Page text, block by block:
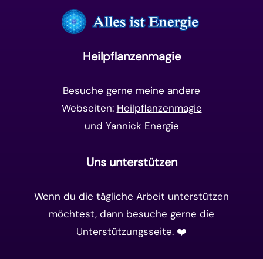
Unterbewusstsein
Heilpflanzenmagie
Besuche gerne meine andere
Webseiten: Heilpflanzenmagie
und Yannick Energie
Uns unterstützen
Wenn du die tägliche Arbeit unterstützen
möchtest, dann besuche gerne die
Unterstützungsseite. ❤️️